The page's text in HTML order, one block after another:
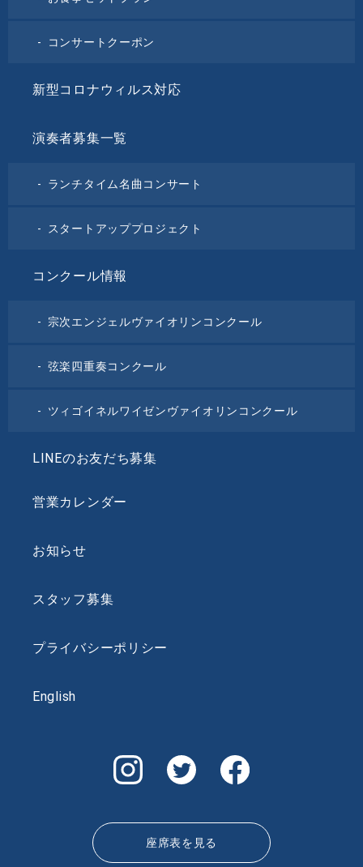
コンサートクーポン
新型コロナウィルス対応
演奏者募集一覧
ランチタイム名曲コンサート
スタートアッププロジェクト
コンクール情報
宗次エンジェルヴァイオリンコンクール
弦楽四重奏コンクール
ツィゴイネルワイゼンヴァイオリンコンクール
LINEのお友だち募集
営業カレンダー
お知らせ
スタッフ募集
プライバシーポリシー
English
座席表を見る